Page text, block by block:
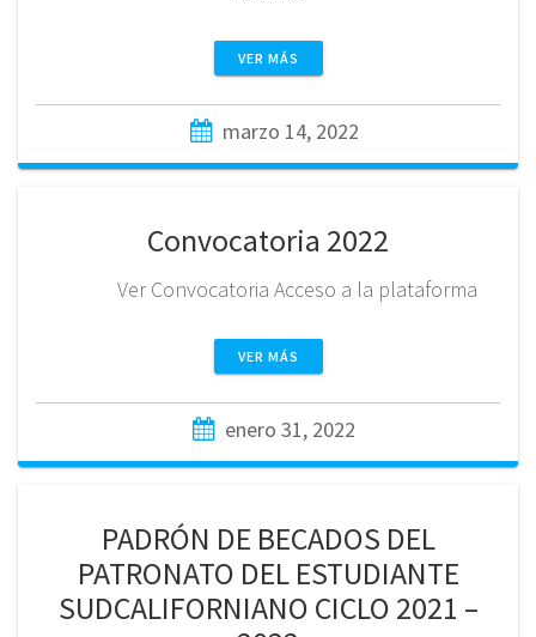
VER MÁS
marzo 14, 2022
Convocatoria 2022
Ver Convocatoria Acceso a la plataforma
VER MÁS
enero 31, 2022
PADRÓN DE BECADOS DEL
PATRONATO DEL ESTUDIANTE
SUDCALIFORNIANO CICLO 2021 –